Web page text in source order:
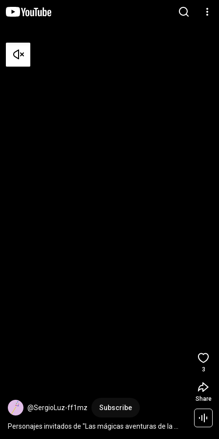
@SergioLuz-ff1mz Subscribe
Personajes invitados de "Las mágicas aventuras de la
3
Share